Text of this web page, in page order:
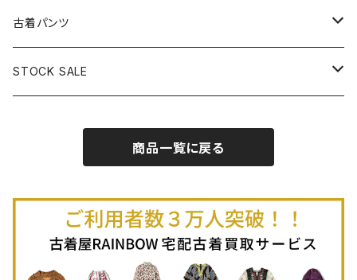
古着オールインワン
古着オーバーオール
古着半袖プルオーバー
古着長袖Ｔシャツ
古着半袖Ｔシャツ
古着ベスト
古着キャミソール
古着ポロシャツ
古着長袖ポロシャツ
古着スウェット
古着半袖ニット
古着ニットアウター
古着ライトコート
古着ヘビージャケット
古着羽織り
古着ロング丈スカート (丈76cm-)
古着膝丈スカート (丈56-75cm)
古着ミニ丈スカート (丈56-75cm)
古着パンツ
古着ロング丈パンツ
STOCK SALE
Autumn / Winter
商品一覧に戻る